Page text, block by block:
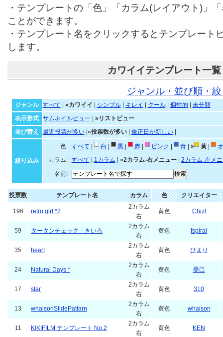
・テンプレートの「色」「カラム(レイアウト)」
ことができます。
・テンプレート名をクリックするとテンプレート
します。
カワイイテンプレート一覧
ジャンル・並び順・
ジャンル すべて »カワイイ シンプル| キレイ クール| 個性的
未分類
表示形式
サムネイルビュー
»リストビュー
並び替え
最近投票が多い| »投票数が多い| 修正日が新しい|
絞り込み
色: すべて 白 黒| 赤| ピンク 青| » 黄|
カラム:
すべて 1カラム »2カラム-右メニュー| 2カラム-左メ
名前:
投票数 テンプレート名 カラム 色 クリエイター
196 retro girl *2
2カラム
右
黄色 Chizl
59 タータンチェック－きいろ
2カラム
右
黄色 fspiral
35 heart
2カラム
右
黄色 ひまり
24 Natural Days *
2カラム
右
黄色 憂己
17 star
2カラム
右
黄色 310
13 whaisonSlidePattarn
2カラム
右
黄色 whaison
11 KIKIFILM テンプレート No.2
2カラム
右
黄色 KEN